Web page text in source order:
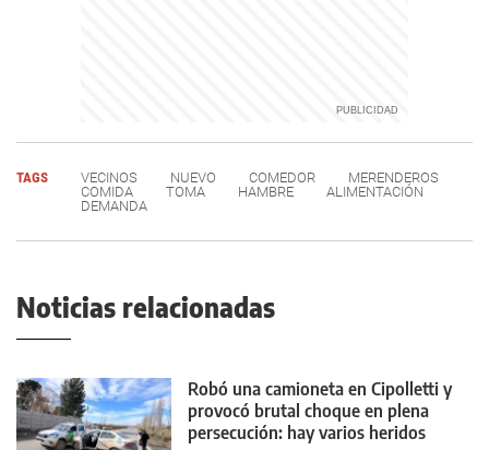
TAGS VECINOS NUEVO COMEDOR
MERENDEROS
COMIDA
TOMA HAMBRE
ALIMENTACIÓN
DEMANDA
Noticias relacionadas
Robó una camioneta en Cipolletti y
provocó brutal choque en plena
persecución: hay varios heridos